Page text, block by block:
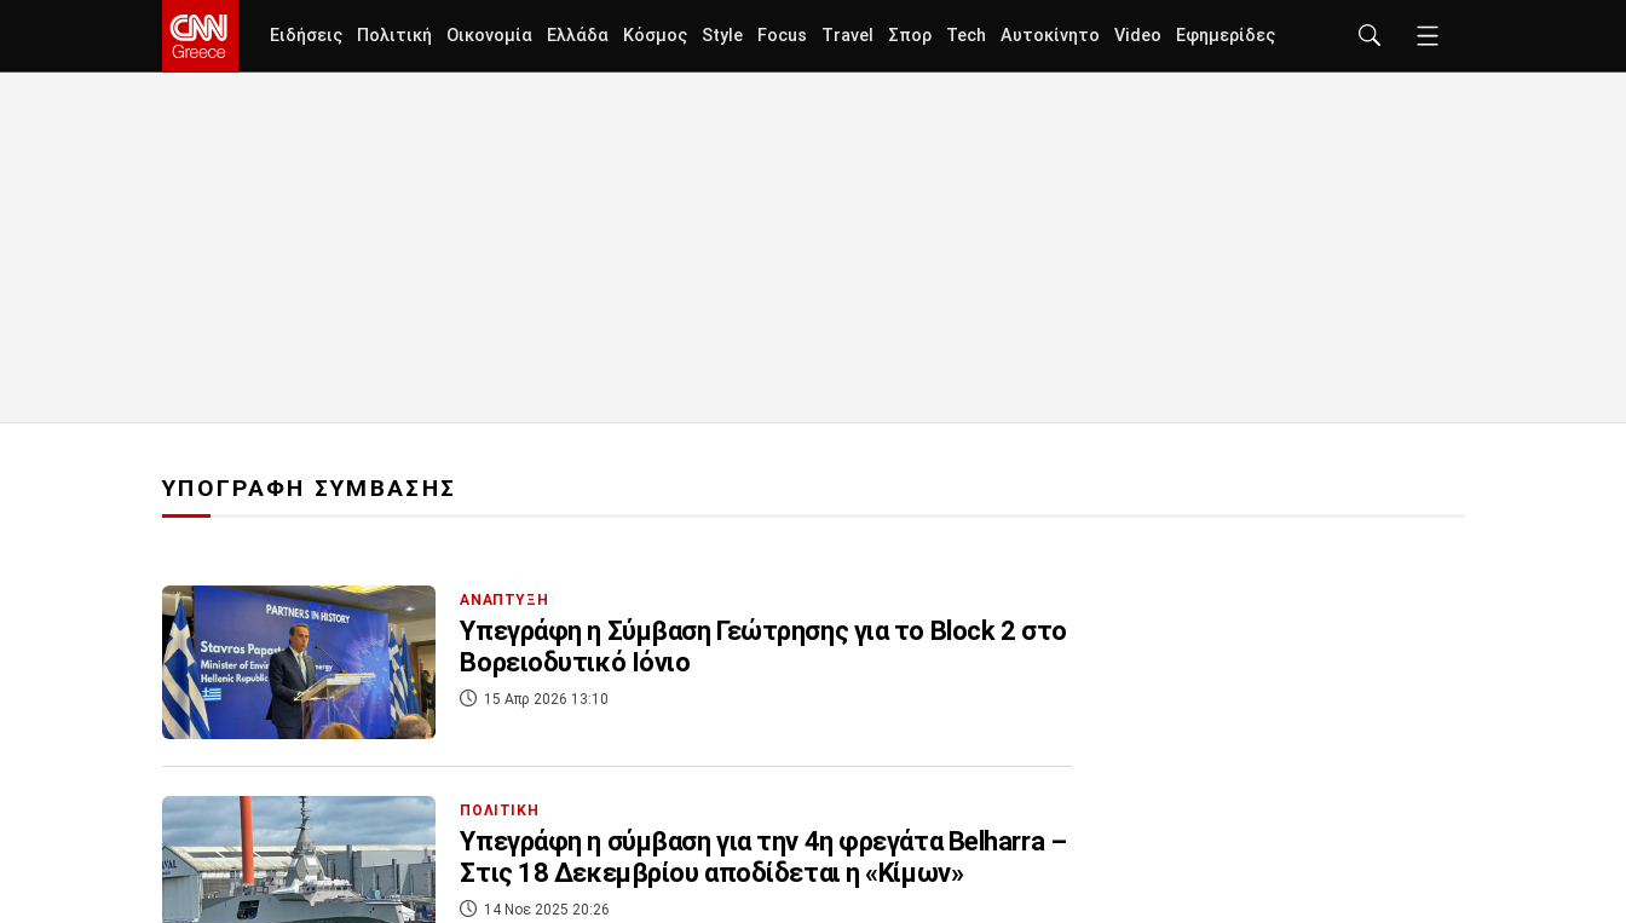
Ειδήσεις Πολιτική Οικονομία Ελλάδα Κόσμος Style Focus Travel Σπορ Tech Αυτοκίνητο Video Εφημερίδες
ΥΠΟΓΡΑΦΗ ΣΥΜΒΑΣΗΣ
ΑΝΑΠΤΥΞΗ
Υπεγράφη η Σύμβαση Γεώτρησης για το Block 2 ‎στο
Βορειοδυτικό Ιόνιο
15 Απρ 2026 13:10
ΠΟΛΙΤΙΚΗ
Υπεγράφη η σύμβαση για την 4η φρεγάτα Belharra –
Στις 18 Δεκεμβρίου αποδίδεται η «Κίμων»
14 Νοε 2025 20:26